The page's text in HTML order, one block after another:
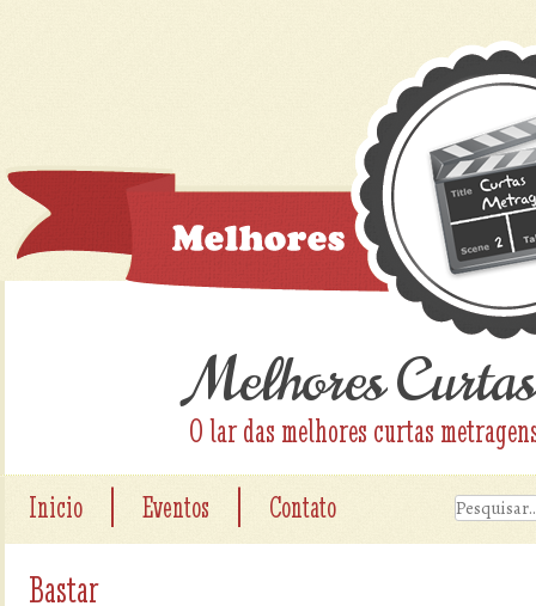
Melhores Curtas
O lar das melhores curtas
Inicio Eventos Contato
Bastar